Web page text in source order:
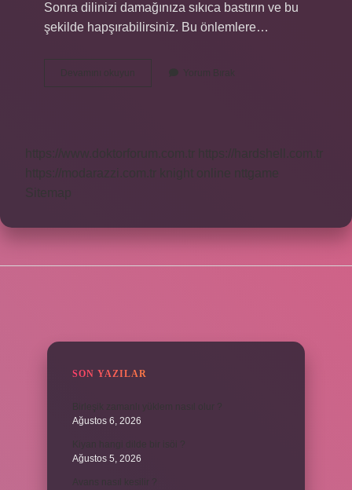
Sonra dilinizi damağınıza sıkıca bastırın ve bu
şekilde hapşırabilirsiniz. Bu önlemlere…
Devamını okuyun
Hapşırık
Krizine
Yorum Bırak
https://www.doktorforum.com.tr
https://hardshell.com.tr
https://modarazzi.com.tr
knight online
nttgame
Sitemap
SON YAZILAR
Ağustos 6, 2026
Ağustos 5, 2026